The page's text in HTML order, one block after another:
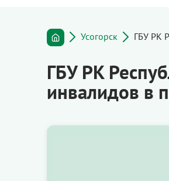
Усогорск ГБУ РК
ГБУ РК
инвалидов в